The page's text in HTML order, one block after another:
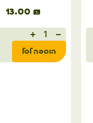
13.00 ₪
הוספה לסל